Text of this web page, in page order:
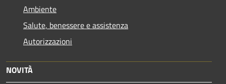
Ambiente
Salute, benessere e assistenza
Autorizzazioni
NOVITÀ